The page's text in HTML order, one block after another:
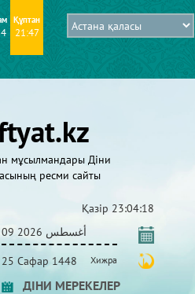
Құптан
21:47
мұсылмандары Діни
ресми сайты
Қазір 23:04:18
09 أغسطس 2026
25 Сафар 1448 Хижра
ДІНИ МЕРЕКЕЛЕР